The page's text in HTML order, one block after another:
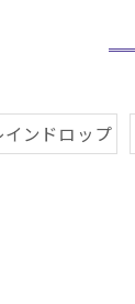
インドロップ